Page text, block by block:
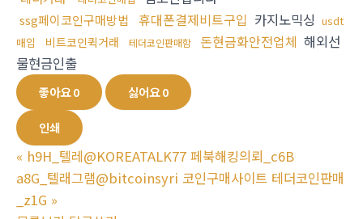
ssg페이코인구매방법 휴대폰결제비트구입 카지노믹싱 usdt
매입
비트코인퀵거래 테더코인판매함 돈현금화안전업체 해외선
물현금인출
좋아요0 싫어요0
인쇄
« h9H_텔레@KOREATALK77 페북해킹의뢰_c6B
a8G_텔래그램@bitcoinsyri 코인구매사이트 테더코인판매
_z1G »